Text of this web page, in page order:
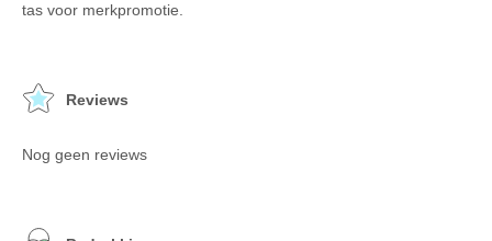
tas voor merkpromotie.
Reviews
Nog geen reviews